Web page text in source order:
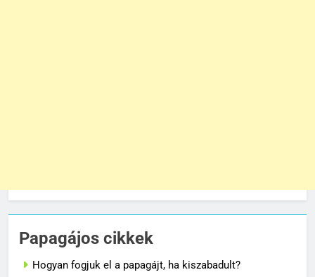
Papagájos cikkek
Hogyan fogjuk el a papagájt, ha kiszabadult?